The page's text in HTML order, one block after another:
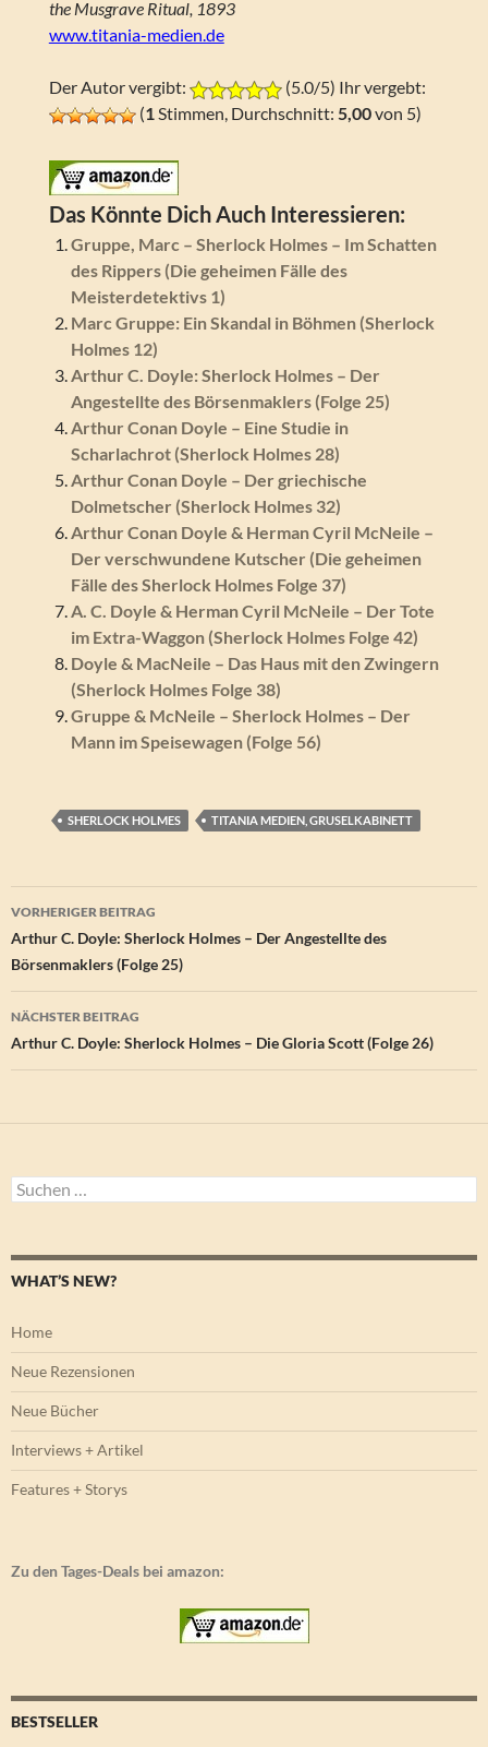
the Musgrave Ritual, 1893
www.titania-medien.de
Der Autor vergibt:
(5.0/5) Ihr vergebt:
(1Stimmen, Durchschnitt: 5,00von 5)
Das Könnte Dich Auch Interessieren:
Gruppe, Marc – Sherlock Holmes – Im Schatten
des Rippers (Die geheimen Fälle des
Meisterdetektivs 1)
Marc Gruppe: Ein Skandal in Böhmen (Sherlock
Holmes 12)
Arthur C. Doyle: Sherlock Holmes – Der
Angestellte des Börsenmaklers (Folge 25)
Arthur Conan Doyle – Eine Studie in
Scharlachrot (Sherlock Holmes 28)
Arthur Conan Doyle – Der griechische
Dolmetscher (Sherlock Holmes 32)
Arthur Conan Doyle & Herman Cyril McNeile –
Der verschwundene Kutscher (Die geheimen
Fälle des Sherlock Holmes Folge 37)
A. C. Doyle & Herman Cyril McNeile – Der Tote
im Extra-Waggon (Sherlock Holmes Folge 42)
Doyle & MacNeile – Das Haus mit den Zwingern
(Sherlock Holmes Folge 38)
Gruppe & McNeile – Sherlock Holmes – Der
Mann im Speisewagen (Folge 56)
SHERLOCK HOLMES TITANIA MEDIEN, GRUSELKABINETT
Beitragsnavigation
VORHERIGER BEITRAG
Arthur C. Doyle: Sherlock Holmes – Der Angestellte des
Börsenmaklers (Folge 25)
NÄCHSTER BEITRAG
Arthur C. Doyle: Sherlock Holmes – Die Gloria Scott (Folge 26)
Suchen
nach:
WHAT’S NEW?
Home
Neue Rezensionen
Neue Bücher
Interviews + Artikel
Features + Storys
Zu den Tages-Deals bei amazon:
BESTSELLER